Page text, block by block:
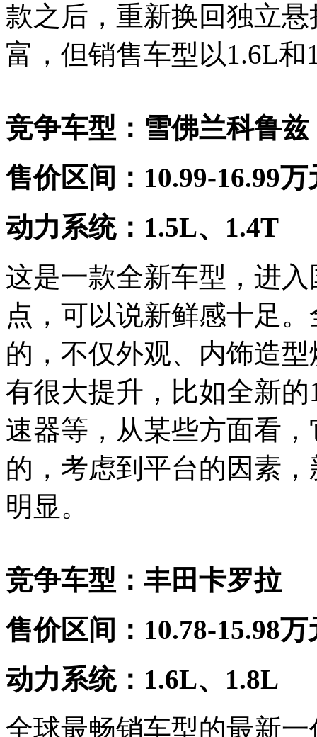
款之后，重新换回独立
富，但销售车型以1.6L和
竞争车型：雪佛兰科鲁兹
售价区间：10.99-16.99万
动力系统：1.5L、1.4T
这是一款全新车型，进
点，可以说新鲜感十足
的，不仅外观、内饰造
有很大提升，比如全新
速器等，从某些方面看
的，考虑到平台的因素
明显。
竞争车型：丰田卡罗拉
售价区间：10.78-15.98万
动力系统：1.6L、1.8L
全球最畅销车型的最新